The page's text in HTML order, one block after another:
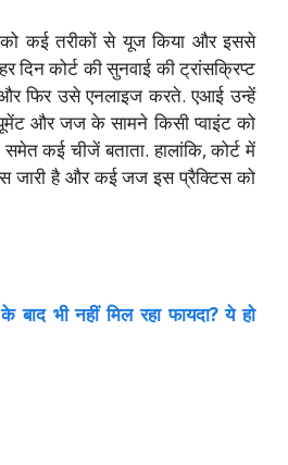
कई तरीकों से यूज किया और इससे
दिन कोर्ट की सुनवाई की ट्रांसक्रिप्ट
फिर उसे एनलाइज करते. एआई उन्हें
और जज के सामने किसी प्वाइंट को
कई चीजें बताता. हालांकि, कोर्ट में
है और कई जज इस प्रैक्टिस को
भी नहीं मिल रहा फायदा? ये हो